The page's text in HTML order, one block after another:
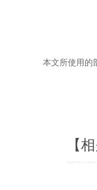
本文所使用的
【